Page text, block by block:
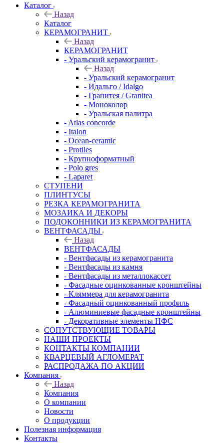
Каталог
Назад
Каталог
КЕРАМОГРАНИТ
Назад
КЕРАМОГРАНИТ
- Уральский керамогранит
Назад
- Уральский керамогранит
- Идальго / Idalgo
- Гранитея / Granitea
- Моноколор
- Уральская палитра
- Atlas concorde
- Italon
- Ocean-ceramic
- Protiles
- Крупноформатный
- Polo gres
- Laparet
СТУПЕНИ
ПЛИНТУСЫ
РЕЗКА КЕРАМОГРАНИТА
МОЗАИКА И ДЕКОРЫ
ПОДОКОННИКИ ИЗ КЕРАМОГРАНИТА
ВЕНТФАСАДЫ
Назад
ВЕНТФАСАДЫ
- Вентфасады из керамогранита
- Вентфасады из камня
- Вентфасады из металлокассет
- Фасадные оцинкованные кронштейны
- Кляммера для керамогранита
- Фасадный оцинкованный профиль
- Алюминиевые фасадные кронштейны
- Декоративные элементы НФС
СОПУТСТВУЮЩИЕ ТОВАРЫ
НАШИ ПРОЕКТЫ
КОНТАКТЫ КОМПАНИИ
КВАРЦЕВЫЙ АГЛОМЕРАТ
РАСПРОДАЖА ПО АКЦИИ
Компания
Назад
Компания
О компании
Новости
О продукции
Полезная информация
Контакты